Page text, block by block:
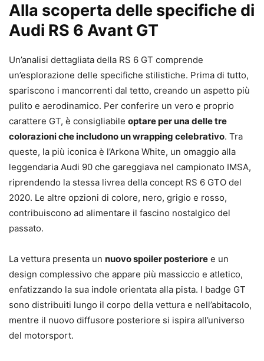
Alla scoperta delle specifiche di
Audi RS 6 Avant GT
Un’analisi dettagliata della RS 6 GT comprende
un’esplorazione delle specifiche stilistiche. Prima di tutto,
spariscono i mancorrenti dal tetto, creando un aspetto più
pulito e aerodinamico. Per conferire un vero e proprio
carattere GT, è consigliabile optare per una delle tre
colorazioni che includono un wrapping celebrativo. Tra
queste, la più iconica è l’Arkona White, un omaggio alla
leggendaria Audi 90 che gareggiava nel campionato IMSA,
riprendendo la stessa livrea della concept RS 6 GTO del
2020. Le altre opzioni di colore, nero, grigio e rosso,
contribuiscono ad alimentare il fascino nostalgico del
passato.
La vettura presenta un nuovo spoiler posteriore e un
design complessivo che appare più massiccio e atletico,
enfatizzando la sua indole orientata alla pista. I badge GT
sono distribuiti lungo il corpo della vettura e nell’abitacolo,
mentre il nuovo diffusore posteriore si ispira all’universo
del motorsport.